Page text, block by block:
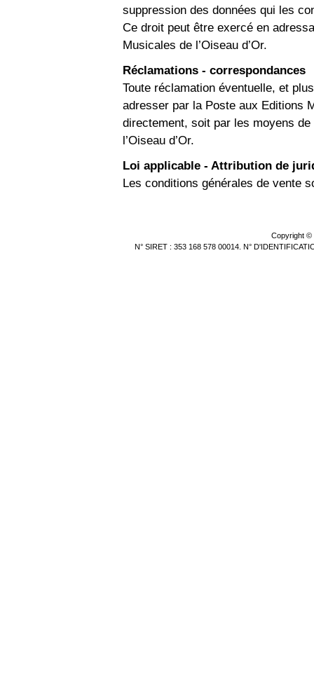
suppression des données qui les
Ce droit peut être exercé en
Musicales de l’Oiseau d’Or.
Réclamations - correspondances
Toute réclamation éventuelle, et
adresser par la Poste aux Editions
directement, soit par les moyens
l’Oiseau d’Or.
Loi applicable - Attribution de
Les conditions générales de vente
Copyright ©
N° SIRET : 353 168 578 00014. N°